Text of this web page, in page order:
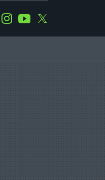
TelegramInstagramYoutube